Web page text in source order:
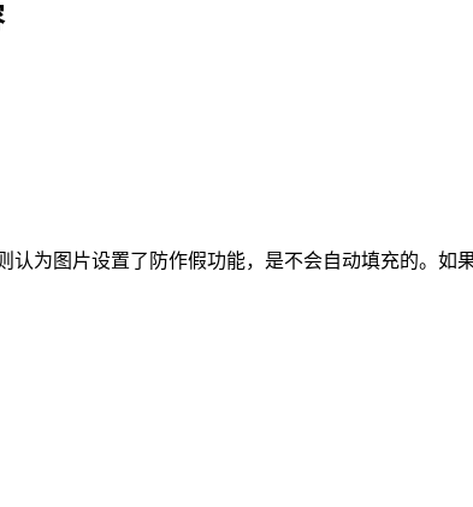
为图片设置了防作假功能，是不会自动填充的。